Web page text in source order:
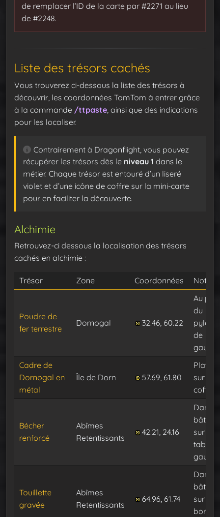
de remplacer l’ID de la carte par #2271 au lieu
de #2248.
Liste des trésors cachés
Vous trouverez ci-dessous la liste des trésors à
découvrir, les coordonnées TomTom à entrer grâce
à la commande /ttpaste , ainsi que des indications
pour les localiser.
Contrairement à Dragonflight, vous pouvez
récupérer les trésors dès le niveau 1 dans le
métier. Chaque trésor est entouré d’un liseré
violet et d’une icône de coffre sur la mini-carte
pour en faciliter la découverte.
Alchimie
Retrouvez-ci dessous la localisation des trésors
cachés en alchimie :
Trésor Zone Coordonnées Note
Poudre de
fer terrestre
Dornogal 32.46, 60.22
Au pied
du
pylône
de
gauche
Cadre de
Dornogal en
métal
Île de Dorn 57.69, 61.80
sur le
coffre
Bécher
renforcé
Abîmes
Retentissants
42.21, 24.16
Dans
sur la
table
gauche
Touillette
gravée
Abîmes
Retentissants
64.96, 61.74
Dans
sur le
bord